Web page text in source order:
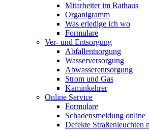
Mitarbeiter im Rathaus
Organigramm
Was erledige ich wo
Formulare
Ver- und Entsorgung
Abfallentsorgung
Wasserversorgung
Abwasserentsorgung
Strom und Gas
Kaminkehrer
Online Service
Formulare
Schadensmeldung online
Defekte Straßenleuchten